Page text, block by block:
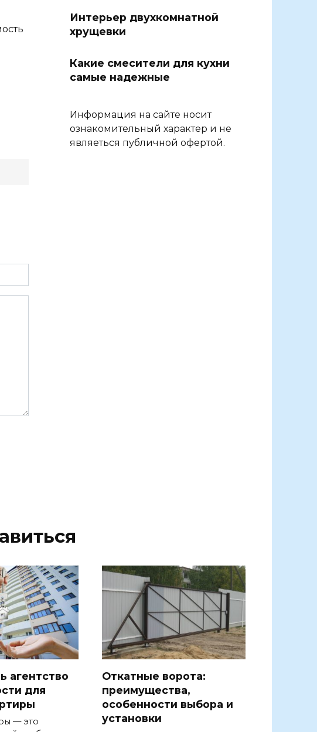
Интерьер двухкомнатной
хрущевки
Какие смесители для кухни
самые надежные
Информация на сайте носит
ознакомительный характер и не
являеться публичной офертой.
агентство
для
— это
Откатные ворота:
преимущества,
особенности выбора и
установки